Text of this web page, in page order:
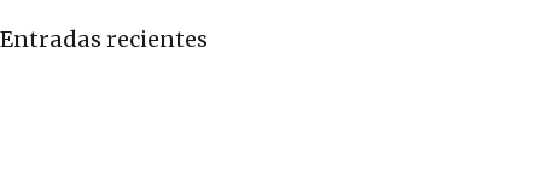
Entradas recientes